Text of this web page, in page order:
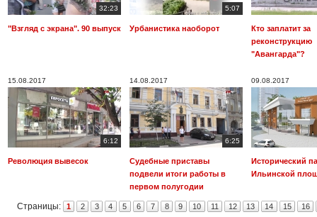
32:23
"Взгляд с экрана". 90 выпуск
5:07
Урбанистика наоборот
Кто заплатит за
реконструкцию
"Авангарда"?
15.08.2017
6:12
Революция вывесок
14.08.2017
6:25
Судебные приставы
подвели итоги работы в
первом полугодии
09.08.2017
Исторический
Ильинской
Страницы: 1 2 3 4 5 6 7 8 9 10 11 12 13 14 15 16